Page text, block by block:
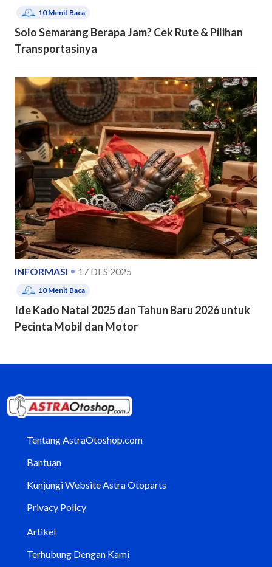
10Menit Baca
Solo Semarang Berapa Jam? Cek Rute & Pilihan
Transportasinya
INFORMASI 17 DES 2025
10Menit Baca
Ide Kado Natal 2025 dan Tahun Baru 2026 untuk
Pecinta Mobil dan Motor
Tentang AstraOtoshop.com
Bantuan
Kunjungi Website Astra Otoparts
Privacy Policy
Artikel
Terhubung Dengan Kami